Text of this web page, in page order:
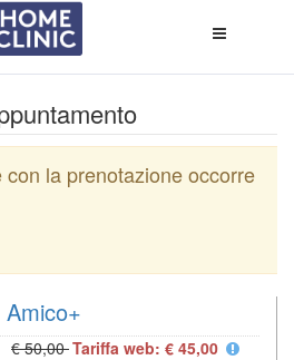
di
con la prenotazione occorre
Amico+
€ 50,00Tariffa web: € 45,00